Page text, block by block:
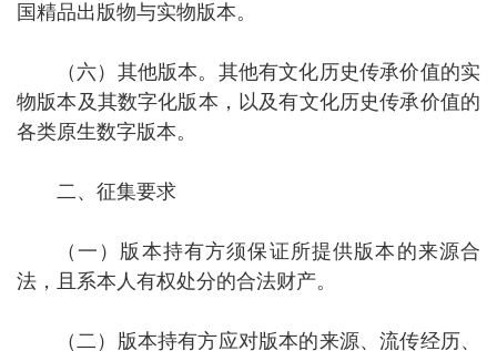
国精品出版物与实物版本。
（六）其他版本。 其他有文化历史传承价值的实
物版本及其数字化版本，以及有文化历史传承价值的
各类原生数字版本。
二、征集要求
（一）版本持有方须保证所提供版本的来源合
法 ，且系本人有权处分的合法财产。
（二）版本持有方应对版本的来源、流传经历、